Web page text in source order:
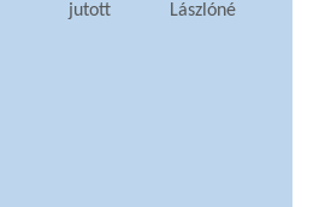
jutott
Lászlóné